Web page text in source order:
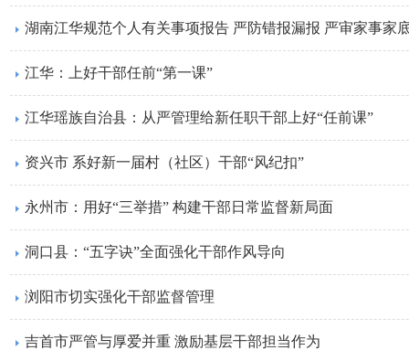
湖南江华规范个人有关事项报告 严防错报漏报 严审家事家
江华：上好干部任前“第一课”
江华瑶族自治县：从严管理给新任职干部上好“任前课”
资兴市 系好新一届村（社区）干部“风纪扣”
永州市：用好“三举措” 构建干部日常监督新局面
洞口县：“五字诀”全面强化干部作风导向
浏阳市切实强化干部监督管理
吉首市严管与厚爱并重 激励基层干部担当作为